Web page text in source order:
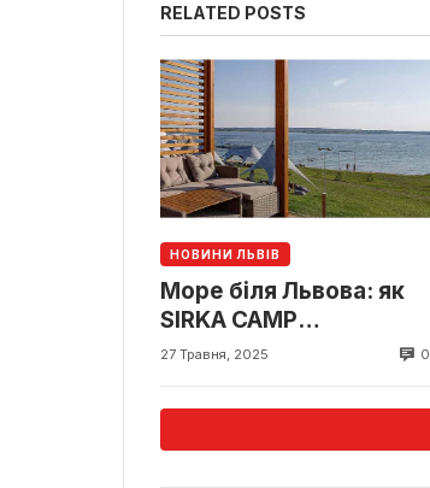
RELATED POSTS
НОВИНИ ЛЬВІВ
Море біля Львова: як
SIRKA CAMP
перетворює Яворівське
відпочинку
27 Травня, 2025 0